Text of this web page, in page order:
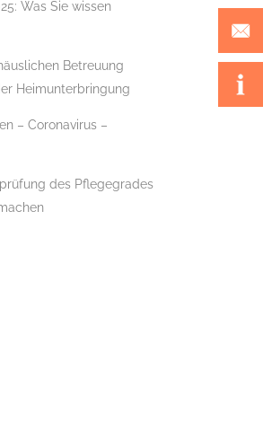
Was Sie wissen
Betreuung
Heimunterbringung
– Coronavirus –
des Pflegegrades